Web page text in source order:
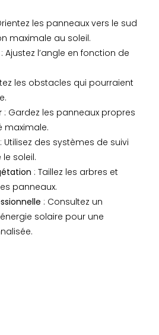
les panneaux vers le sud
maximale au soleil.
: Ajustez l’angle en fonction de
les obstacles qui pourraient
: Gardez les panneaux propres
maximale.
: Utilisez des systèmes de suivi
soleil.
: Taillez les arbres et
panneaux.
: Consultez un
solaire pour une